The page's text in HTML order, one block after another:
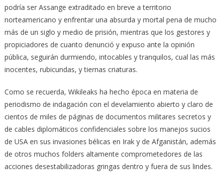
podría ser Assange extraditado en breve a territorio
norteamericano y enfrentar una absurda y mortal pena de mucho
más de un siglo y medio de prisión, mientras que los gestores y
propiciadores de cuanto denunció y expuso ante la opinión
pública, seguirán durmiendo, intocables y tranquilos, cual las más
inocentes, rubicundas, y tiernas criaturas.
Como se recuerda, Wikileaks ha hecho época en materia de
periodismo de indagación con el develamiento abierto y claro de
cientos de miles de páginas de documentos militares secretos y
de cables diplomáticos confidenciales sobre los manejos sucios
de USA en sus invasiones bélicas en Irak y de Afganistán, además
de otros muchos folders altamente comprometedores de las
acciones desestabilizadoras gringas dentro y fuera de sus lindes.